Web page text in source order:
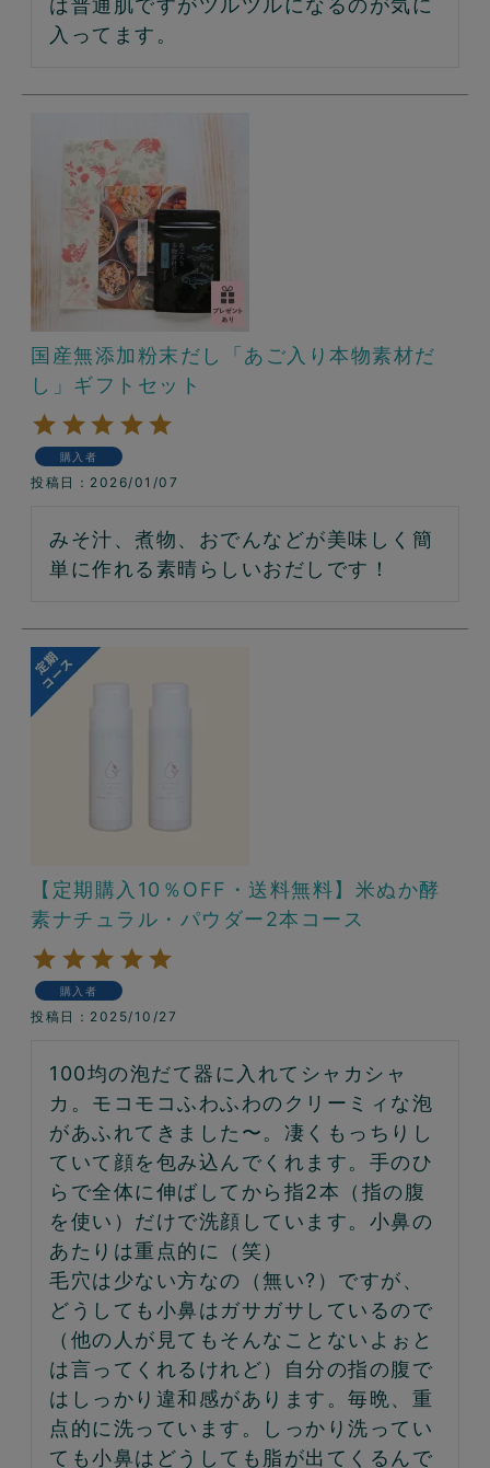
は普通肌ですがツルツルになるのが気に
入ってます。
国産無添加粉末だし「あご入り本物素材だ
し」ギフトセット
購入者
投稿日 2026/01/07
みそ汁、煮物、おでんなどが美味しく簡
単に作れる素晴らしいおだしです！
【定期購入10％OFF・送料無料】米ぬか酵
素ナチュラル・パウダー2本コース
購入者
投稿日 2025/10/27
100均の泡だて器に入れてシャカシャ
カ。モコモコふわふわのクリーミィな泡
があふれてきました〜。凄くもっちりし
ていて顔を包み込んでくれます。手のひ
らで全体に伸ばしてから指2本（指の腹
を使い）だけで洗顔しています。小鼻の
あたりは重点的に（笑）
毛穴は少ない方なの（無い?）ですが、
どうしても小鼻はガサガサしているので
（他の人が見てもそんなことないよぉと
は言ってくれるけれど）自分の指の腹で
はしっかり違和感があります。毎晩、重
点的に洗っています。しっかり洗ってい
ても小鼻はどうしても脂が出てくるんで